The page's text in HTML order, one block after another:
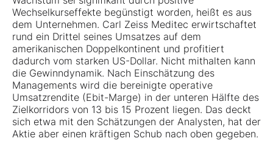
Wechselkurseffekte begünstigt worden, heißt es aus
dem Unternehmen. Carl Zeiss Meditec erwirtschaftet
rund ein Drittel seines Umsatzes auf dem
amerikanischen Doppelkontinent und profitiert
dadurch vom starken US-Dollar. Nicht mithalten kann
die Gewinndynamik. Nach Einschätzung des
Managements wird die bereinigte operative
Umsatzrendite (Ebit-Marge) in der unteren Hälfte des
Zielkorridors von 13 bis 15 Prozent liegen. Das deckt
sich etwa mit den Schätzungen der Analysten, hat der
Aktie aber einen kräftigen Schub nach oben gegeben.